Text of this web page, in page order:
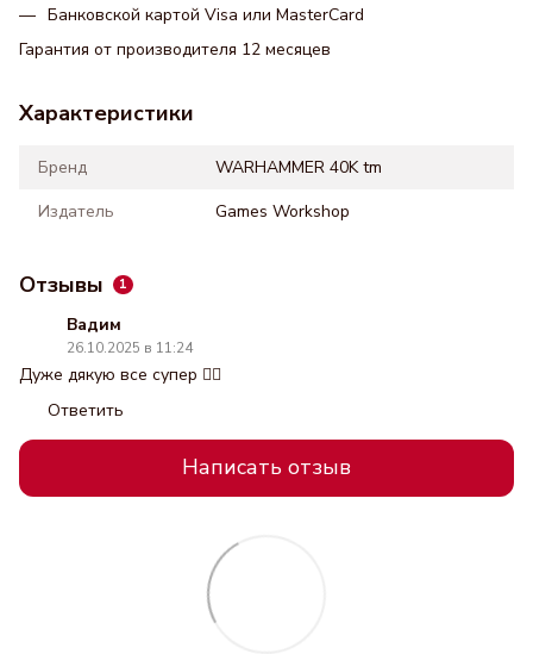
Банковской картой Visa или MasterCard
Гарантия от производителя 12 месяцев
Характеристики
Бренд
WARHAMMER 40K tm
Издатель
Games Workshop
Отзывы 1
Вадим
26.10.2025 в 11:24
Дуже дякую все супер 👍🏻
Ответить
Написать отзыв